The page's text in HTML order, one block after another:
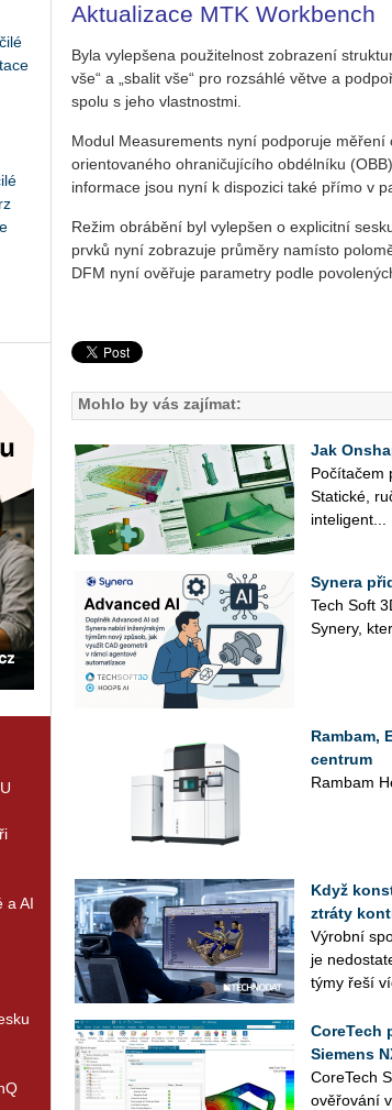
a AI
Aktualizace MTK Workbench
Byla vy­lep­še­na pou­ži­tel­nost zob­ra­ze­ní
vše“ a „sba­lit vše“ pro roz­sáh­lé větve a
spolu s jeho vlast­nost­mi.
Modul Me­a­su­re­ments nyní pod­po­ru­je
ori­en­to­va­né­ho ohra­ni­ču­jí­cí­ho ob­dél­ní­ku
in­for­ma­ce jsou nyní k dis­po­zi­ci také přímo v
Režim ob­rá­bě­ní byl vy­lep­šen o ex­pli­cit­ní
prvků nyní zob­ra­zu­je prů­mě­ry na­mís­to
DFM nyní ově­řu­je pa­ra­me­t­ry podle
Mohlo by vás zajímat:
Jak
Po­čí­ta­čem
Sta­tic­ké,
in­te­li­gent­...
Synera
Tech Soft
Sy­ne­ry,
Rambam,
centrum
Rambam
Když
ztráty
Vý­rob­ní
je
týmy řeší
CoreTech
Siemens
Co­re­Tech
ově­řo­vá­ní